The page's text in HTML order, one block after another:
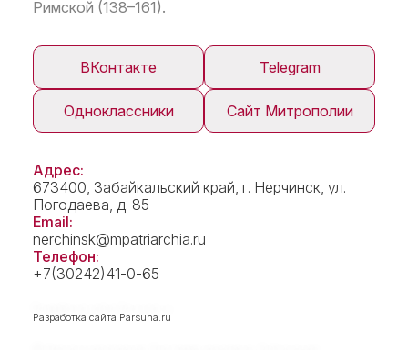
Римской (138–161).
ВКонтакте Telegram
Одноклассники Сайт Митрополии
Адрес:
673400, Забайкальский край, г. Нерчинск, ул.
Погодаева, д. 85
Email:
nerchinsk@mpatriarchia.ru
Телефон:
+7(30242)41-0-65
Разработка сайта Parsuna.ru